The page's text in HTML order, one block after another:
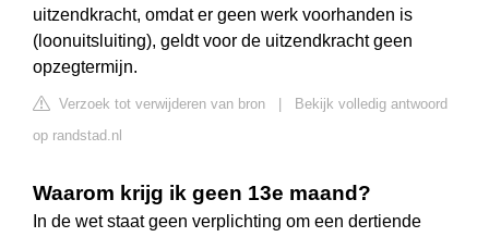
uitzendkracht, omdat er geen werk voorhanden is
(loonuitsluiting), geldt voor de uitzendkracht geen
opzegtermijn.
Verzoek tot verwijderen van bron
Bekijk volledig antwoord
op randstad.nl
Waarom krijg ik geen 13e maand?
In de wet staat geen verplichting om een dertiende